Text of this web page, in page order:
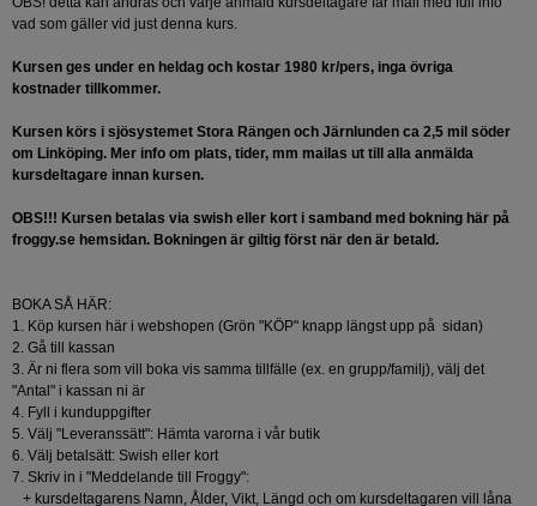
vad som gäller vid just denna kurs.
Kursen ges under en heldag och kostar 1980 kr/pers, inga övriga
kostnader tillkommer.
Kursen körs i sjösystemet Stora Rängen och Järnlunden ca 2,5 mil söder
om Linköping. Mer info om plats, tider, mm mailas ut till alla anmälda
kursdeltagare innan kursen.
OBS!!! Kursen betalas via swish eller kort i samband med bokning här på
froggy.se hemsidan. Bokningen är giltig först när den är betald.
BOKA SÅ HÄR:
1. Köp kursen här i webshopen (Grön "KÖP" knapp längst upp på sidan)
2. Gå till kassan
3. Är ni flera som vill boka vis samma tillfälle (ex. en grupp/familj), välj det
"Antal" i kassan ni är
4. Fyll i kunduppgifter
5. Välj "Leveranssätt": Hämta varorna i vår butik
6. Välj betalsätt: Swish eller kort
7. Skriv in i "Meddelande till Froggy":
+ kursdeltagarens Namn, Ålder, Vikt, Längd och om kursdeltagaren vill låna